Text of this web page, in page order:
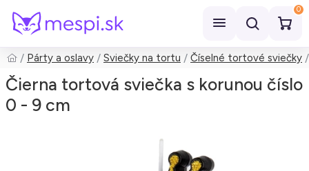
0
Hľadať
Párty a oslavy Sviečky na tortu Číselné tortové sviečky
Čierna tortová sviečka s korunou číslo
0 - 9 cm